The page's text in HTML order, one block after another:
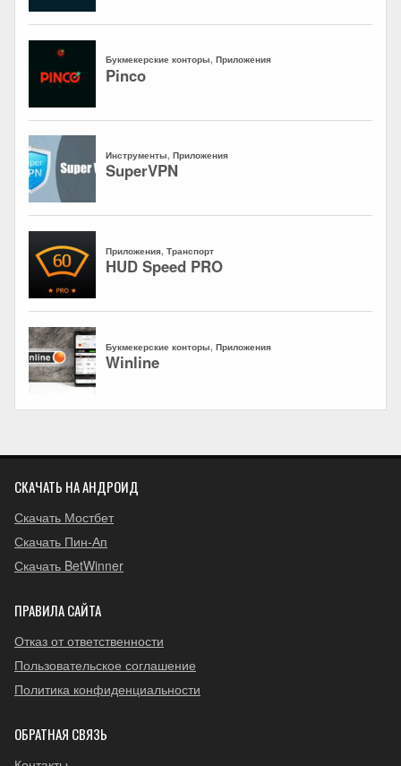
СКАЧАТЬ НА АНДРОИД
Скачать Мостбет
Скачать Пин-Ап
Скачать BetWinner
ПРАВИЛА САЙТА
Отказ от ответственности
Пользовательское соглашение
Политика конфиденциальности
ОБРАТНАЯ СВЯЗЬ